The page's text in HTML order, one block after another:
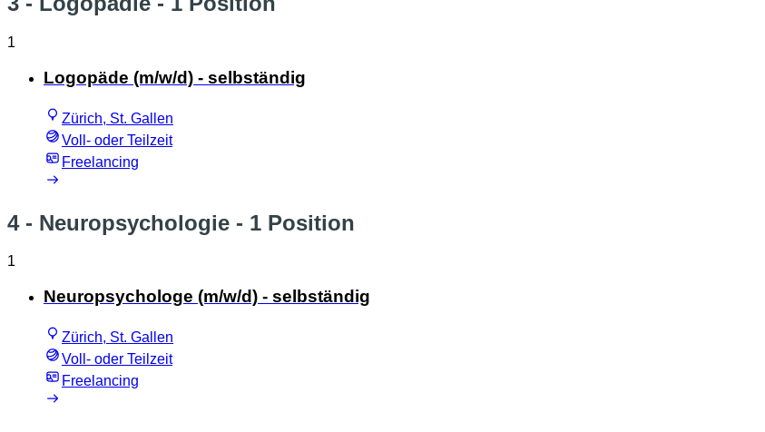
1
Logopäde (m/w/d) - selbständig
Zürich, St. Gallen
Voll- oder Teilzeit
Freelancing
4 - Neuropsychologie - 1 Position
1
Neuropsychologe (m/w/d) - selbständig
Zürich, St. Gallen
Voll- oder Teilzeit
Freelancing